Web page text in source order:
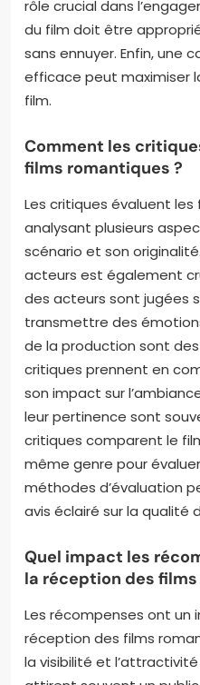
rôle crucial dans
du film doit être
sans ennuyer. Enfin, une
efficace peut maximiser
film.
Comment les
films romantiques ?
Les critiques évaluent
analysant plusieurs
scénario et son
acteurs est également
des acteurs sont jugées
transmettre des
de la production sont
critiques prennent en
son impact sur
leur pertinence sont
critiques comparent le
même genre pour
méthodes d’évaluation
avis éclairé sur la qualité
Quel impact les
la réception des
Les récompenses ont un
réception des films
la visibilité et